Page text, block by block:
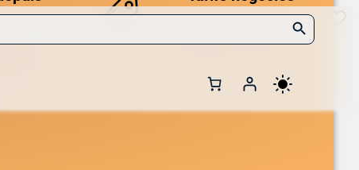
Search Button
adaptés aux volumes.